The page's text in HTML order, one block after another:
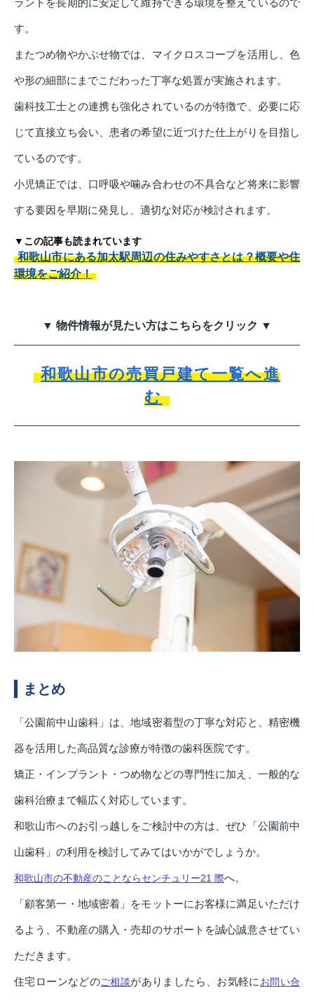
す。
またつめ物やかぶせ物では、マイクロスコープを活用し、色
や形の細部にまでこだわった丁寧な処置が実施されます。
歯科技工士との連携も強化されているのが特徴で、必要に応
じて直接立ち会い、患者の希望に近づけた仕上がりを目指し
ているのです。
小児矯正では、口呼吸や噛み合わせの不具合など将来に影響
する要因を早期に発見し、適切な対応が検討されます。
▼この記事も読まれています
和歌山市にある加太駅周辺の住みやすさとは？概要や住
環境をご紹介！
▼ 物件情報が見たい方はこちらをクリック ▼
和歌山市の売買戸建て一覧へ進
む
まとめ
「公園前中山歯科」は、地域密着型の丁寧な対応と、精密機
器を活用した高品質な診療が特徴の歯科医院です。
矯正・インプラント・つめ物などの専門性に加え、一般的な
歯科治療まで幅広く対応しています。
和歌山市へのお引っ越しをご検討中の方は、ぜひ「公園前中
山歯科」の利用を検討してみてはいかがでしょうか。
和歌山市の不動産のことならセンチュリー21 際へ。
「顧客第一・地域密着」をモットーにお客様に満足いただけ
るよう、不動産の購入・売却のサポートを誠心誠意させてい
ただきます。
住宅ローンなどのご相談がありましたら、お気軽に お問い合